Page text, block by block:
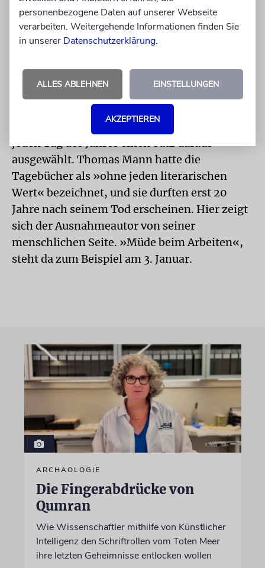
»Mit Thomas Mann am Meer«, eine Auswahl
der schönsten Texte Manns zum Meer.
man mit Felix Lindner spazieren. Der
Tagebücher Thomas Manns. In seinem Ende
November erschienenen Büchlein hat er für
ausgewählt. Thomas Mann hatte die
Tagebücher als »ohne jeden literarischen
Wert« bezeichnet, und sie durften erst 20
Jahre nach seinem Tod erscheinen. Hier zeigt
sich der Ausnahmeautor von seiner
menschlichen Seite. »Müde beim Arbeiten«,
steht da zum Beispiel am 3. Januar.
ARCHÄOLOGIE
Die Fingerabdrücke von
Qumran
Wie Wissenschaftler mithilfe von Künstlicher
Intelligenz den Schriftrollen vom Toten Meer
ihre letzten Geheimnisse entlocken wollen
personenbezogene Daten auf unserer Webseite
verarbeiten. Weitergehende Informationen finden Sie
in unserer Datenschutzerklärung.
ALLES ABLEHNEN EINSTELLUNGEN
AKZEPTIEREN